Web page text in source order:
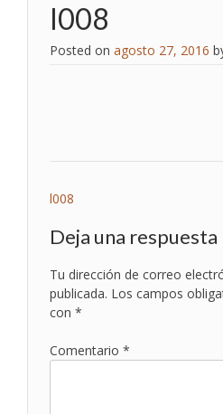
l008
Posted on agosto 27, 2016
Navegación
de
entradas
l008
Deja una respuesta
Tu dirección de correo
publicada. Los campos
con *
Comentario *